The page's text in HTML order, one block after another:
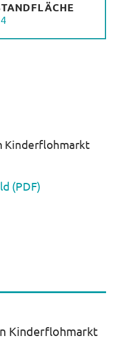
Kinderflohmarkt
(PDF)
Kinderflohmarkt